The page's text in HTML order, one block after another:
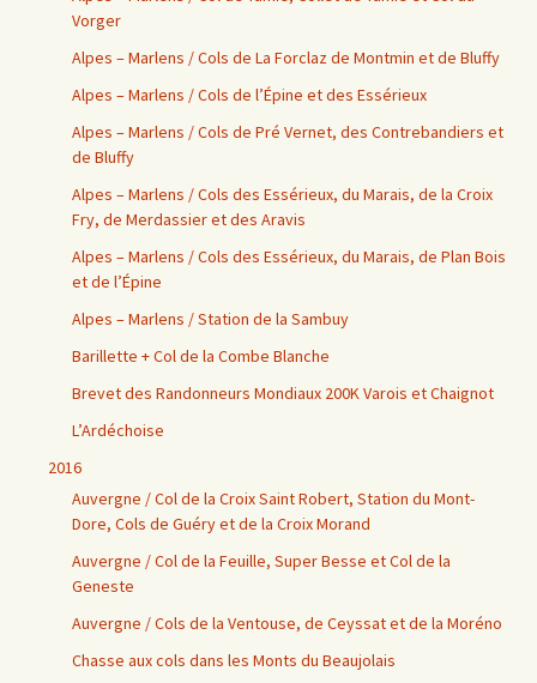
Vorger
Alpes – Marlens / Cols de La Forclaz de Montmin et de Bluffy
Alpes – Marlens / Cols de l’Épine et des Essérieux
Alpes – Marlens / Cols de Pré Vernet, des Contrebandiers et
de Bluffy
Alpes – Marlens / Cols des Essérieux, du Marais, de la Croix
Fry, de Merdassier et des Aravis
Alpes – Marlens / Cols des Essérieux, du Marais, de Plan Bois
et de l’Épine
Alpes – Marlens / Station de la Sambuy
Barillette + Col de la Combe Blanche
Brevet des Randonneurs Mondiaux 200K Varois et Chaignot
L’Ardéchoise
2016
Auvergne / Col de la Croix Saint Robert, Station du Mont-
Dore, Cols de Guéry et de la Croix Morand
Auvergne / Col de la Feuille, Super Besse et Col de la
Geneste
Auvergne / Cols de la Ventouse, de Ceyssat et de la Moréno
Chasse aux cols dans les Monts du Beaujolais